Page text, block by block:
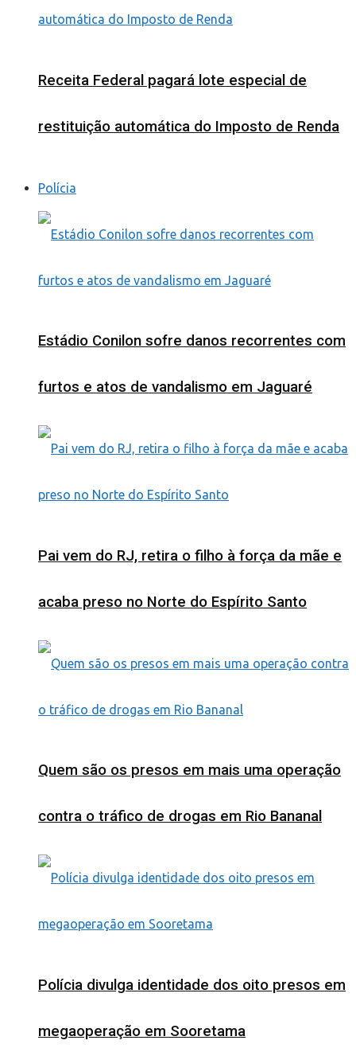
Receita Federal pagará lote especial de
restituição automática do Imposto de Renda
Polícia
Estádio Conilon sofre danos recorrentes com
furtos e atos de vandalismo em Jaguaré
Pai vem do RJ, retira o filho à força da mãe e
acaba preso no Norte do Espírito Santo
Quem são os presos em mais uma operação
contra o tráfico de drogas em Rio Bananal
Polícia divulga identidade dos oito presos em
megaoperação em Sooretama